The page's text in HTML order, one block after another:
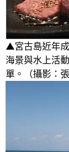
▲宮古島近年
海景與水上活
單。（攝影：張